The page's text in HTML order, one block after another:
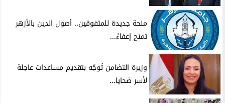
منحة جديدة للمتفوقين.. أصول الدين بالأزهر
تمنح إعفاءً...
وزيرة التضامن تُوجّه بتقديم مساعدات عاجلة
لأسر ضحايا...